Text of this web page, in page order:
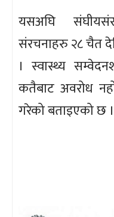
यसअघि
संरचनाहरु २८ चैत
। स्वास्थ्य
कतैबाट अवरोध
गरेको बताइएको छ ।